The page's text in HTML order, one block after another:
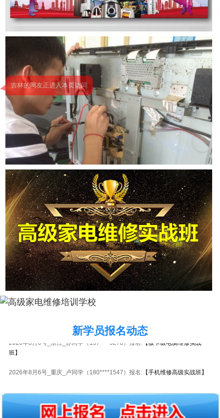
新学员报名动态
2026年8月6号_浙江_苏同学（137****3278）报名:【板卡级电脑维修实战
班】
2026年8月6号黑龙江苏同学（132****0475）报名:【电动车维修实战班】